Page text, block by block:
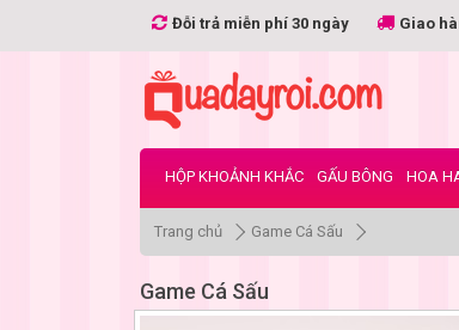
Đỗi trả miễn phí 30 ngày Giao
HỘP KHOẢNH KHẮC GẤU BÔNG HOA
Trang chủ Game Cá Sấu
Game Cá Sấu